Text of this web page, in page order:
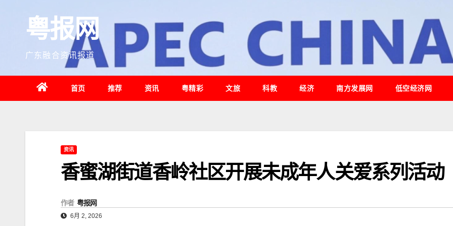
粤报网
广东融合资讯报道
首页 推荐 资讯 粤精彩 文旅 科教 经济 南方发展网 低空经济网
资讯
香蜜湖街道香岭社区开展未成年人关爱系列活动
作者 粤报网
6月 2, 2026